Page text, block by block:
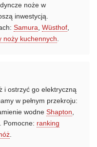
noże w
inwestycją.
Samura ,Wüsthof
noży kuchennych
i ostrzyć go elektryczną
w pełnym przekroju:
wodneShapton
. Pomocne: ranking